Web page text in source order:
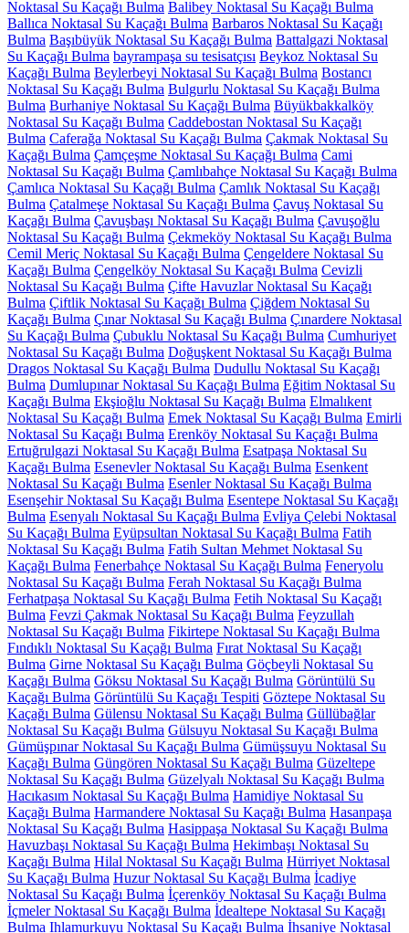
Noktasal Su Kaçağı Bulma Balibey Noktasal Su Kaçağı Bulma
Ballıca Noktasal Su Kaçağı Bulma Barbaros Noktasal Su Kaçağı
Bulma Başıbüyük Noktasal Su Kaçağı Bulma Battalgazi Noktasal
Su Kaçağı Bulma bayrampaşa su tesisatçısı Beykoz Noktasal Su
Kaçağı Bulma Beylerbeyi Noktasal Su Kaçağı Bulma Bostancı
Noktasal Su Kaçağı Bulma Bulgurlu Noktasal Su Kaçağı Bulma
Bulma Burhaniye Noktasal Su Kaçağı Bulma Büyükbakkalköy
Noktasal Su Kaçağı Bulma Caddebostan Noktasal Su Kaçağı
Bulma Caferağa Noktasal Su Kaçağı Bulma Çakmak Noktasal Su
Kaçağı Bulma Çamçeşme Noktasal Su Kaçağı Bulma Cami
Noktasal Su Kaçağı Bulma Çamlıbahçe Noktasal Su Kaçağı Bulma
Çamlıca Noktasal Su Kaçağı Bulma Çamlık Noktasal Su Kaçağı
Bulma Çatalmeşe Noktasal Su Kaçağı Bulma Çavuş Noktasal Su
Kaçağı Bulma Çavuşbaşı Noktasal Su Kaçağı Bulma Çavuşoğlu
Noktasal Su Kaçağı Bulma Çekmeköy Noktasal Su Kaçağı Bulma
Cemil Meriç Noktasal Su Kaçağı Bulma Çengeldere Noktasal Su
Kaçağı Bulma Çengelköy Noktasal Su Kaçağı Bulma Cevizli
Noktasal Su Kaçağı Bulma Çifte Havuzlar Noktasal Su Kaçağı
Bulma Çiftlik Noktasal Su Kaçağı Bulma Çiğdem Noktasal Su
Kaçağı Bulma Çınar Noktasal Su Kaçağı Bulma Çınardere Noktasal
Su Kaçağı Bulma Çubuklu Noktasal Su Kaçağı Bulma Cumhuriyet
Noktasal Su Kaçağı Bulma Doğuşkent Noktasal Su Kaçağı Bulma
Dragos Noktasal Su Kaçağı Bulma Dudullu Noktasal Su Kaçağı
Bulma Dumlupınar Noktasal Su Kaçağı Bulma Eğitim Noktasal Su
Kaçağı Bulma Ekşioğlu Noktasal Su Kaçağı Bulma Elmalıkent
Noktasal Su Kaçağı Bulma Emek Noktasal Su Kaçağı Bulma Emirli
Noktasal Su Kaçağı Bulma Erenköy Noktasal Su Kaçağı Bulma
Ertuğrulgazi Noktasal Su Kaçağı Bulma Esatpaşa Noktasal Su
Kaçağı Bulma Esenevler Noktasal Su Kaçağı Bulma Esenkent
Noktasal Su Kaçağı Bulma Esenler Noktasal Su Kaçağı Bulma
Esenşehir Noktasal Su Kaçağı Bulma Esentepe Noktasal Su Kaçağı
Bulma Esenyalı Noktasal Su Kaçağı Bulma Evliya Çelebi Noktasal
Su Kaçağı Bulma Eyüpsultan Noktasal Su Kaçağı Bulma Fatih
Noktasal Su Kaçağı Bulma Fatih Sultan Mehmet Noktasal Su
Kaçağı Bulma Fenerbahçe Noktasal Su Kaçağı Bulma Feneryolu
Noktasal Su Kaçağı Bulma Ferah Noktasal Su Kaçağı Bulma
Ferhatpaşa Noktasal Su Kaçağı Bulma Fetih Noktasal Su Kaçağı
Bulma Fevzi Çakmak Noktasal Su Kaçağı Bulma Feyzullah
Noktasal Su Kaçağı Bulma Fikirtepe Noktasal Su Kaçağı Bulma
Fındıklı Noktasal Su Kaçağı Bulma Fırat Noktasal Su Kaçağı
Bulma Girne Noktasal Su Kaçağı Bulma Göçbeyli Noktasal Su
Kaçağı Bulma Göksu Noktasal Su Kaçağı Bulma Görüntülü Su
Kaçağı Bulma Görüntülü Su Kaçağı Tespiti Göztepe Noktasal Su
Kaçağı Bulma Gülensu Noktasal Su Kaçağı Bulma Güllübağlar
Noktasal Su Kaçağı Bulma Gülsuyu Noktasal Su Kaçağı Bulma
Gümüşpınar Noktasal Su Kaçağı Bulma Gümüşsuyu Noktasal Su
Kaçağı Bulma Güngören Noktasal Su Kaçağı Bulma Güzeltepe
Noktasal Su Kaçağı Bulma Güzelyalı Noktasal Su Kaçağı Bulma
Hacıkasım Noktasal Su Kaçağı Bulma Hamidiye Noktasal Su
Kaçağı Bulma Harmandere Noktasal Su Kaçağı Bulma Hasanpaşa
Noktasal Su Kaçağı Bulma Hasippaşa Noktasal Su Kaçağı Bulma
Havuzbaşı Noktasal Su Kaçağı Bulma Hekimbaşı Noktasal Su
Kaçağı Bulma Hilal Noktasal Su Kaçağı Bulma Hürriyet Noktasal
Su Kaçağı Bulma Huzur Noktasal Su Kaçağı Bulma İcadiye
Noktasal Su Kaçağı Bulma İçerenköy Noktasal Su Kaçağı Bulma
İçmeler Noktasal Su Kaçağı Bulma İdealtepe Noktasal Su Kaçağı
Bulma Ihlamurkuyu Noktasal Su Kaçağı Bulma İhsaniye Noktasal